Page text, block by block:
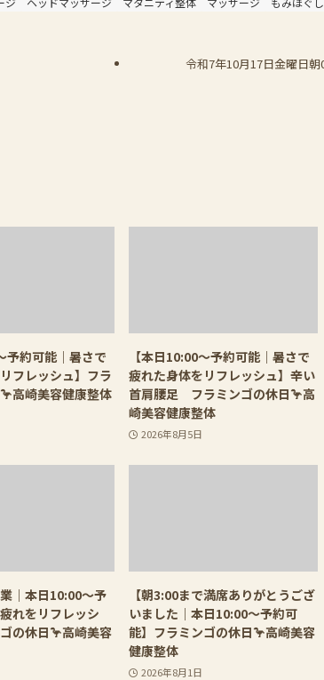
令和7年10月17日金曜日
予約可能｜暑さで
フレッシュ】フラ
高崎美容健康整体
【本日10:00〜予約可能｜暑さで
疲れた身体をリフレッシュ】辛い
首肩腰足 フラミンゴの休日🦩高
崎美容健康整体
2026年8月5日
業｜本日10:00〜予
れをリフレッシ
の休日🦩高崎美容
【朝3:00まで満席ありがとうござ
いました｜本日10:00〜予約可
能】フラミンゴの休日🦩高崎美容
健康整体
2026年8月1日